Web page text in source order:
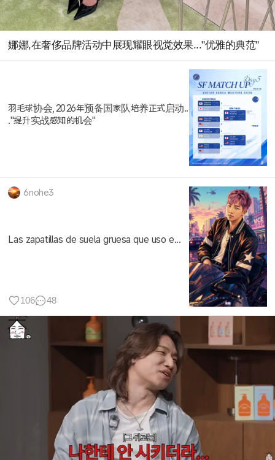
娜娜,在奢侈品牌活动中展现耀眼视觉效果..."优雅的典范"
羽毛球协会,2026年预备国家队培养正式启动..
."提升实战感知的机会"
6nohe3
Las zapatillas de suela gruesa que uso e...
106 48